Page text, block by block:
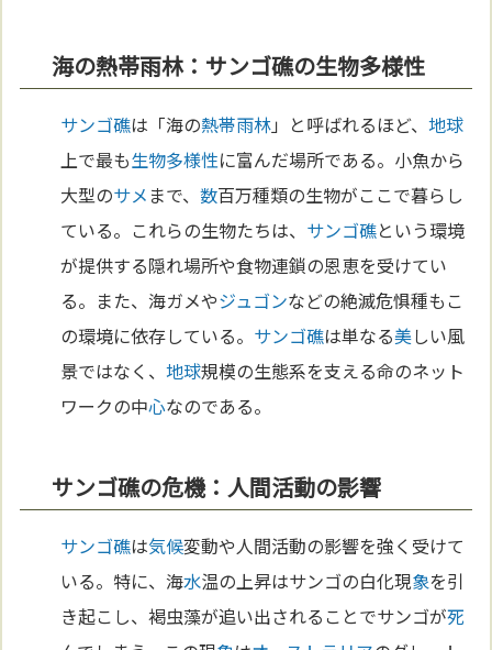
海の熱帯雨林：サンゴ礁の生物多様性
サンゴ礁は「海の熱帯雨林」と呼ばれるほど、地球
上で最も生物多様性に富んだ場所である。小魚から
大型のサメ まで、数百万種類の生物がここで暮らし
ている。これらの生物たちは、 サンゴ礁という環境
が提供する隠れ場所や食物連鎖の恩恵を受けてい
る。また、海ガメやジュゴンなどの絶滅危惧種もこ
の環境に依存している。 サンゴ礁は単なる美しい風
景ではなく、地球規模の生態系を支える命のネット
ワークの中心なのである。
サンゴ礁の危機：人間活動の影響
サンゴ礁は気候変動や人間活動の影響を強く受けて
いる。特に、海水温の上昇はサンゴの白化現象を引
き起こし、褐虫藻が追い出されることでサンゴが死